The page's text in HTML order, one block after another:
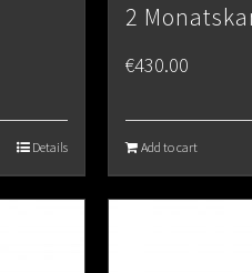
Details
2
€430.00
Add to cart